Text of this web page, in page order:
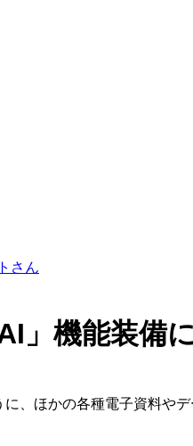
さん
」機能装備
に、ほかの各種電子資料や